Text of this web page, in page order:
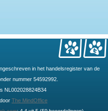
in het handelsregister van de
nummer 54592992.
NL002028824B34
The MindOffice